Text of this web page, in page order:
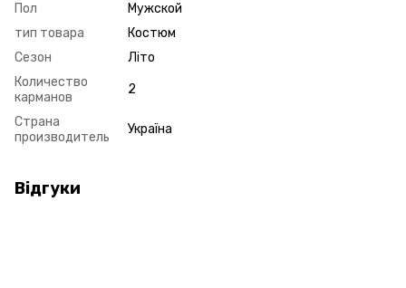
Пол
Мужской
тип товара
Костюм
Сезон
Літо
Количество
карманов
2
Страна
производитель
Україна
Відгуки